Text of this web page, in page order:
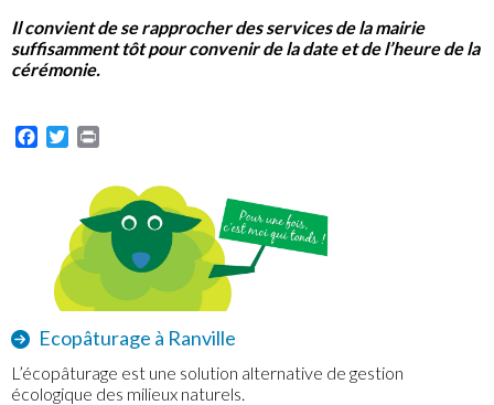
Il convient de se rapprocher des services de la mairie
suffisamment tôt pour convenir de la date et de l’heure de la
cérémonie.
Facebook
Twitter
Ecopâturage à Ranville
L’écopâturage est une solution alternative de gestion
écologique des milieux naturels.